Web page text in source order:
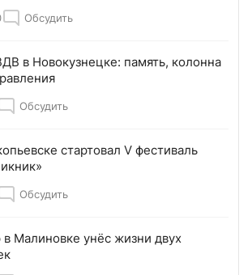
Обсудить
в Новокузнецке: память, колонна
Обсудить
стартовал V фестиваль
Обсудить
Малиновке унёс жизни двух